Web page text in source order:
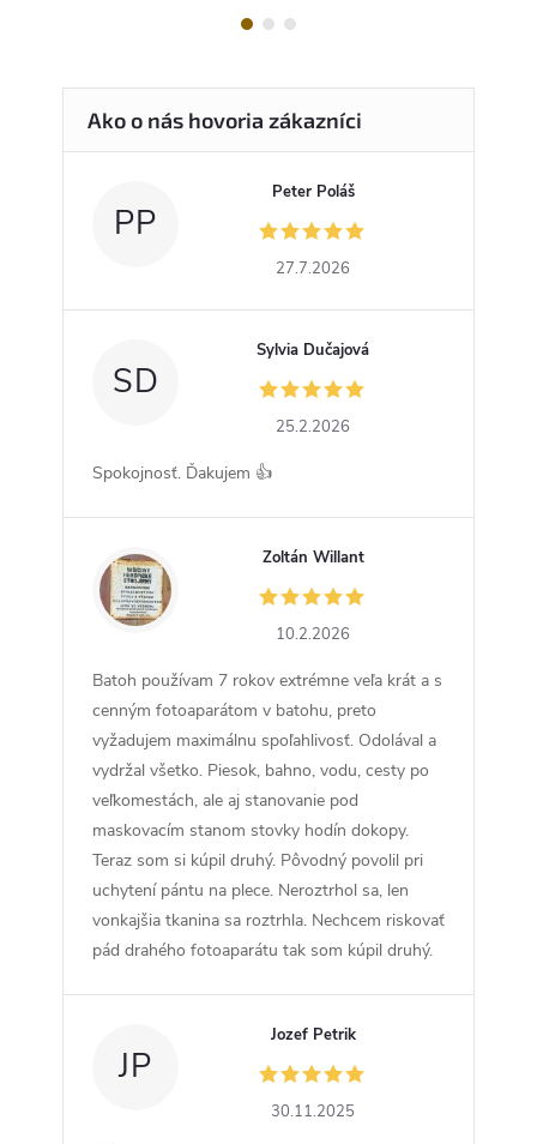
PP
Peter Poláš
27.7.2026
SD
Sylvia Dučajová
25.2.2026
Spokojnosť. Ďakujem 👍
ZW
Zoltán Willant
10.2.2026
Batoh používam 7 rokov extrémne veľa krát a s
cenným fotoaparátom v batohu, preto
vyžadujem maximálnu spoľahlivosť. Odolával a
vydržal všetko. Piesok, bahno, vodu, cesty po
veľkomestách, ale aj stanovanie pod
maskovacím stanom stovky hodín dokopy.
Teraz som si kúpil druhý. Pôvodný povolil pri
uchytení pántu na plece. Neroztrhol sa, len
vonkajšia tkanina sa roztrhla. Nechcem riskovať
pád drahého fotoaparátu tak som kúpil druhý.
JP
Jozef Petrik
30.11.2025